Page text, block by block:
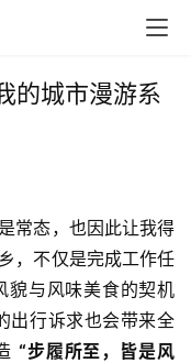
的城市漫游系
常态，也因此让我得
，不仅是完成工作任
貌与风味美食的契机
行诉求也会带来全
“步履所至，皆是风